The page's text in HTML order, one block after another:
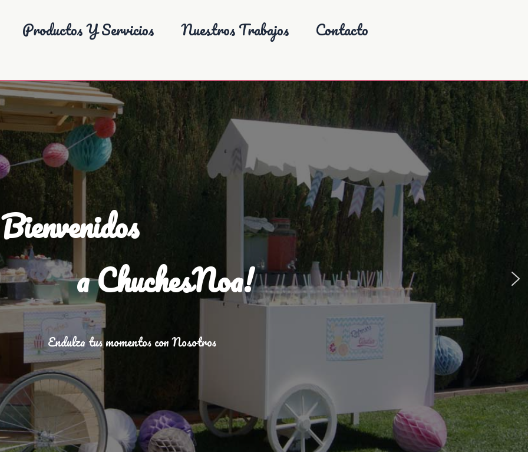
Productos Y Servicios Nuestros Trabajos Contacto
Bienvenidos
a ChuchesNoa!
Endulza tus momentos con Nosotros